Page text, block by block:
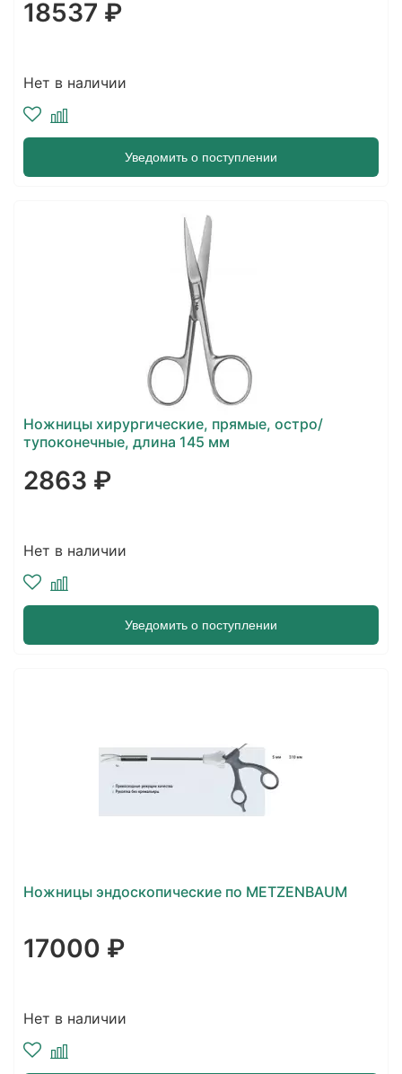
18537 ₽
Нет в наличии
Уведомить о поступлении
Ножницы хирургические, прямые, остро/
тупоконечные, длина 145 мм
2863 ₽
Нет в наличии
Уведомить о поступлении
Ножницы эндоскопические по METZENBAUM
17000 ₽
Нет в наличии